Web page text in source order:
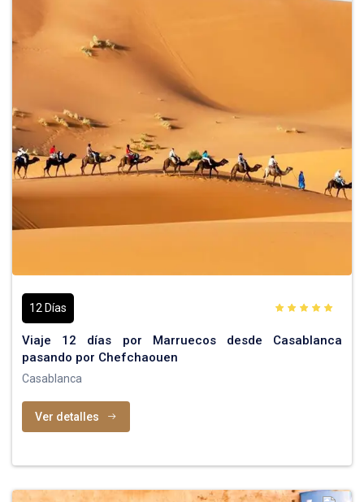
12 Días
Viaje 12 días por Marruecos desde Casablanca
pasando por Chefchaouen
Casablanca
Ver detalles